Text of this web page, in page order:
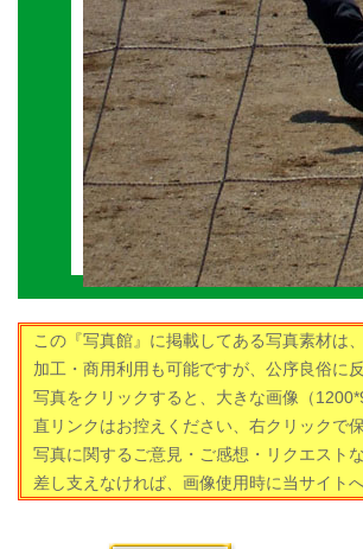
この『写真館』に掲載してある写真素材は
加工・商用利用も可能ですが、公序良俗に
写真をクリックすると、大きな画像（
直リンクはお控えください、右クリックで
写真に関するご意見・ご感想・リクエスト
差し支えなければ、画像使用時に当サイト